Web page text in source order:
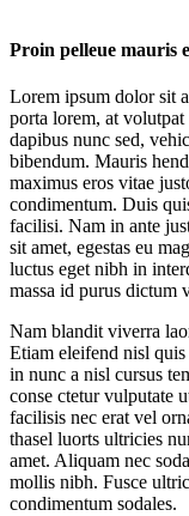
Proin pelleue mauris
Lorem ipsum dolor sit
porta lorem, at volutpat
dapibus nunc sed,
bibendum. Mauris
maximus eros vitae
condimentum. Duis
facilisi. Nam in ante
sit amet, egestas eu
luctus eget nibh in
massa id purus dictum
Nam blandit viverra
Etiam eleifend nisl
in nunc a nisl cursus
conse ctetur vulputate
facilisis nec erat vel
thasel luorts ultricies
amet. Aliquam nec
mollis nibh. Fusce
condimentum sodales.